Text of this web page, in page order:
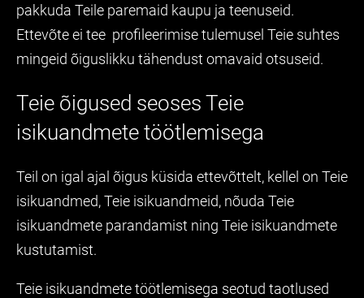
pakkuda Teile paremaid kaupu ja teenuseid.
Ettevõte ei tee profileerimise tulemusel Teie suhtes
mingeid õiguslikku tähendust omavaid otsuseid.
Teie õigused seoses Teie
isikuandmete töötlemisega
Teil on igal ajal õigus küsida ettevõttelt, kellel on Teie
isikuandmed, Teie isikuandmeid, nõuda Teie
isikuandmete parandamist ning Teie isikuandmete
kustutamist.
Teie isikuandmete töötlemisega seotud taotlused